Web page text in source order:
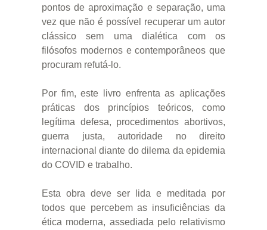
pontos de aproximação e separação, uma
vez que não é possível recuperar um autor
clássico sem uma dialética com os
filósofos modernos e contemporâneos que
procuram refutá-lo.
Por fim, este livro enfrenta as aplicações
práticas dos princípios teóricos, como
legítima defesa, procedimentos abortivos,
guerra justa, autoridade no direito
internacional diante do dilema da epidemia
do COVID e trabalho.
Esta obra deve ser lida e meditada por
todos que percebem as insuficiências da
ética moderna, assediada pelo relativismo